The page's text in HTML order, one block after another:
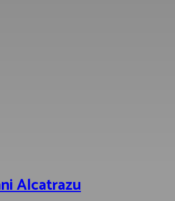
Alcatrazu